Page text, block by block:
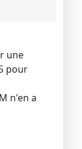
une
pour
n'en a